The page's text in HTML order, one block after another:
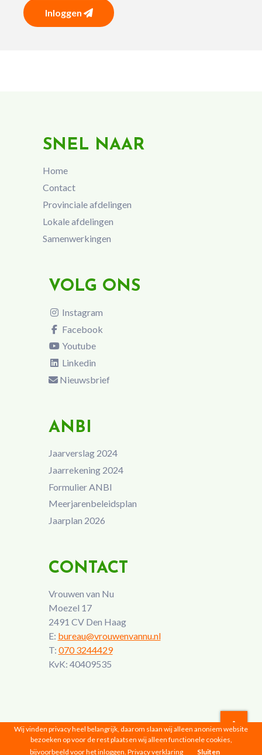
Inloggen
SNEL NAAR
Home
Contact
Provinciale afdelingen
Lokale afdelingen
Samenwerkingen
VOLG ONS
Instagram
Facebook
Youtube
Linkedin
Nieuwsbrief
ANBI
Jaarverslag 2024
Jaarrekening 2024
Formulier ANBI
Meerjarenbeleidsplan
Jaarplan 2026
CONTACT
Vrouwen van Nu
Moezel 17
2491 CV Den Haag
E: bureau@vrouwenvannu.nl
T: 070 3244429
KvK: 40409535
Vrouwen van Nu © 2026 |Privacyverklaring
Wij vinden privacy heel belangrijk, daarom slaan wij alleen anoniem website
bezoeken op voor de rest plaatsen wij alleen functionele cookies,
bijvoorbeeld voor het inloggen. Privacy verklaring Sluiten